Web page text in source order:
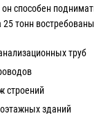
способен
25 тонн
труб
строений
зданий